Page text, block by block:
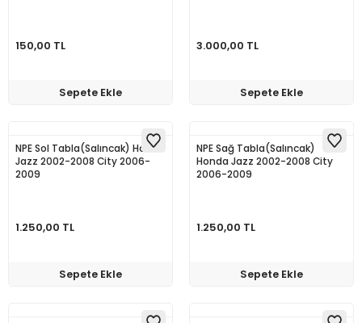
150,00 TL
Sepete Ekle
3.000,00 TL
Sepete Ekle
NPE Sol Tabla(Salıncak) Honda
Jazz 2002-2008 City 2006-
2009
1.250,00 TL
Sepete Ekle
NPE Sağ Tabla(Salıncak)
Honda Jazz 2002-2008 City
2006-2009
1.250,00 TL
Sepete Ekle